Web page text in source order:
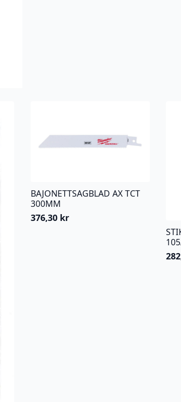
BAJONETTSAGBLAD AX TCT
300MM
376,30 kr